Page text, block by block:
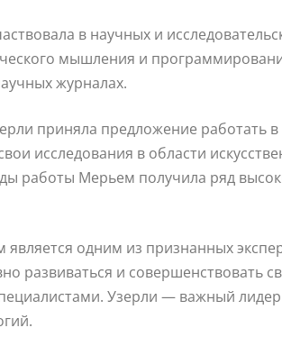
в научных и
мышления и
журналах.
приняла предложение работать
исследования в области
работы Мерьем получила ряд
одним из признанных
развиваться и совершенствовать
Узерли — важный лидер